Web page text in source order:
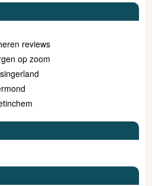
reviews
op zoom